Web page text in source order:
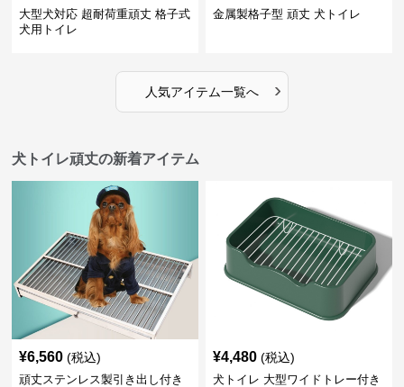
大型犬対応 超耐荷重頑丈 格子式
犬用トイレ
金属製格子型 頑丈 犬トイレ
人気アイテム一覧へ ›
犬トイレ頑丈の新着アイテム
¥6,560 (税込)
頑丈ステンレス製引き出し付き
¥4,480 (税込)
犬トイレ 大型ワイドトレー付き